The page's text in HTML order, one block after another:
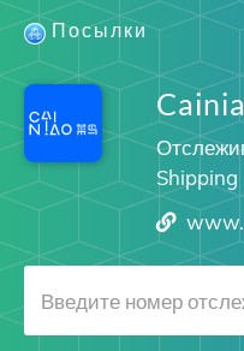
Посылки
Shipping